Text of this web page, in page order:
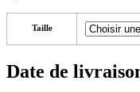
Taille
Date de